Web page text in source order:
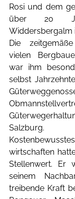
Rosi und dem
über 20
Widdersbergalm
Die
vielen
war ihm
selbst
Salzburg.
wirtschaften
Stellenwert. Er
seinem
treibende Kraft